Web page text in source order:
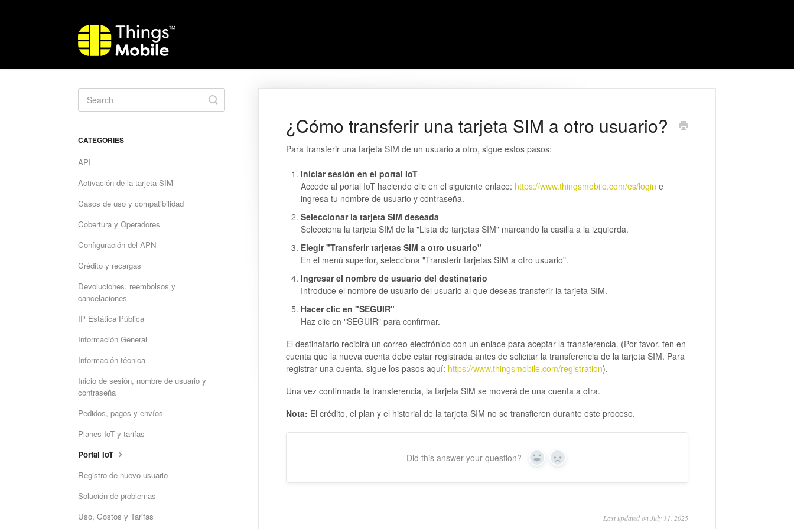
¿Cómo transferir una tarjeta SIM a otro usuario?
Para transferir una tarjeta SIM de un usuario a otro, sigue estos pasos:
Iniciar sesión en el portal IoT
Accede al portal IoT haciendo clic en el siguiente enlace: https://www.thingsmobile.com/es/login e
ingresa tu nombre de usuario y contraseña.
Seleccionar la tarjeta SIM deseada
Selecciona la tarjeta SIM de la "Lista de tarjetas SIM" marcando la casilla a la izquierda.
Elegir "Transferir tarjetas SIM a otro usuario"
En el menú superior, selecciona "Transferir tarjetas SIM a otro usuario".
Ingresar el nombre de usuario del destinatario
Introduce el nombre de usuario del usuario al que deseas transferir la tarjeta SIM.
Hacer clic en "SEGUIR"
Haz clic en "SEGUIR" para confirmar.
El destinatario recibirá un correo electrónico con un enlace para aceptar la transferencia. (Por favor, ten en
cuenta que la nueva cuenta debe estar registrada antes de solicitar la transferencia de la tarjeta SIM. Para
registrar una cuenta, sigue los pasos aquí: https://www.thingsmobile.com/registration).
Una vez confirmada la transferencia, la tarjeta SIM se moverá de una cuenta a otra.
Nota: El crédito, el plan y el historial de la tarjeta SIM no se transfieren durante este proceso.
Did this answer your question? Yes No
Last updated on July 11, 2025
Toggle
Search
CATEGORIES
API
Activación de la tarjeta SIM
Casos de uso y compatibilidad
Cobertura y Operadores
Configuración del APN
Crédito y recargas
Devoluciones, reembolsos y
cancelaciones
IP Estática Pública
Información General
Información técnica
Inicio de sesión, nombre de usuario y
contraseña
Pedidos, pagos y envíos
Planes IoT y tarifas
Portal IoT
Registro de nuevo usuario
Solución de problemas
Uso, Costos y Tarifas